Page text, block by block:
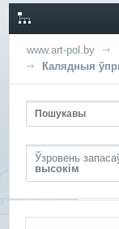
www.art-pol.by
Калядныя
Ўзровень
высокім